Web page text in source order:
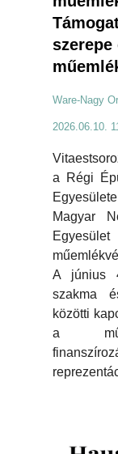
szerepe
Ware-Nagy
2026.06.10.
a Régi
Magyar
A június
szakma
közötti
a